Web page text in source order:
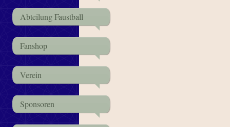
Abteilung Faustball
Fanshop
Verein
Sponsoren